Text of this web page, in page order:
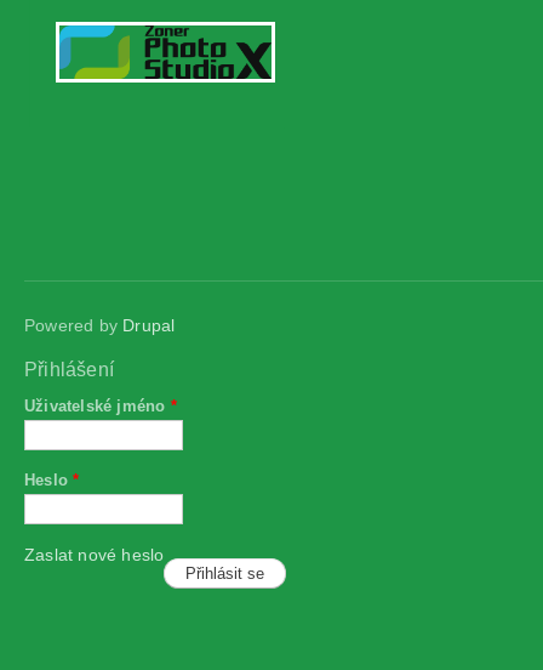
Powered by Drupal
Přihlášení
Uživatelské jméno *
Heslo*
Zaslat nové heslo